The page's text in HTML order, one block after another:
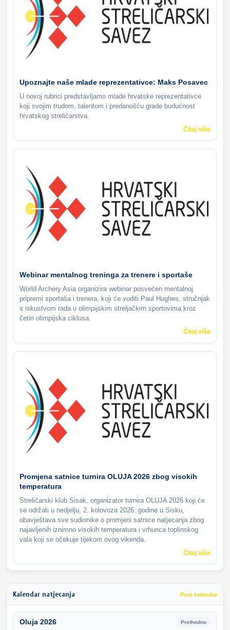
Upoznajte naše mlade reprezentativce: Maks Posavec
U novoj rubrici predstavljamo mlade hrvatske reprezentativce
koji svojim trudom, talentom i predanošću grade budućnost
hrvatskog streličarstva.
Čitaj više
Webinar mentalnog treninga za trenere i sportaše
World Archery Asia organizira webinar posvećen mentalnoj
pripremi sportaša i trenera, koji će voditi Paul Hughes, stručnjak
s iskustvom rada u olimpijskim streljačkim sportovima kroz
četiri olimpijska ciklusa.
Čitaj više
Promjena satnice turnira OLUJA 2026 zbog visokih
temperatura
Streličarski klub Sisak, organizator turnira OLUJA 2026 koji će
se održati u nedjelju, 2. kolovoza 2026. godine u Sisku,
obavještava sve sudionike o promjeni satnice natjecanja zbog
najavljenih iznimno visokih temperatura i vrhunca toplinskog
vala koji se očekuje tijekom ovog vikenda.
Čitaj više
Kalendar natjecanja Puni kalendar
Oluja 2026 Prethodno